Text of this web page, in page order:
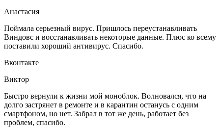
Анастасия
Поймала серьезный вирус. Пришлось переустанавливать
Виндовс и восстанавливать некоторые данные. Плюс ко всему
поставили хороший антивирус. Спасибо.
Вконтакте
Виктор
Быстро вернули к жизни мой моноблок. Волновался, что на
долго застрянет в ремонте и в карантин останусь с одним
смартфоном, но нет. Забрал в тот же день, работает без
проблем, спасибо.